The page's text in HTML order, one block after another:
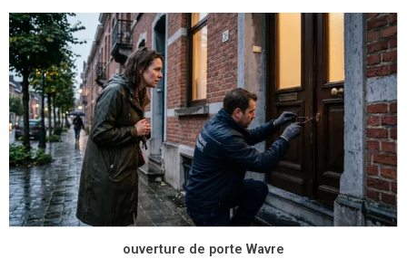
ouverture de porte Wavre